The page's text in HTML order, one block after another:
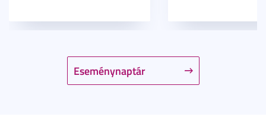
Eseménynaptár